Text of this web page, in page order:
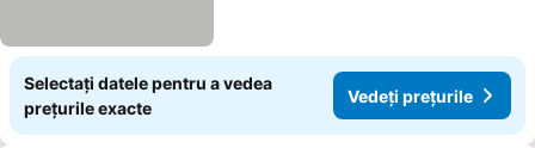
Selectați datele pentru a vedea
prețurile exacte
Vedeți prețurile